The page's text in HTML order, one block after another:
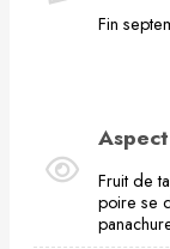
Fin
Aspect
Fruit de
poire se